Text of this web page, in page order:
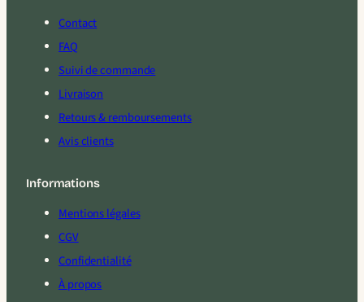
Contact
FAQ
Suivi de commande
Livraison
Retours & remboursements
Avis clients
Informations
Mentions légales
CGV
Confidentialité
À propos